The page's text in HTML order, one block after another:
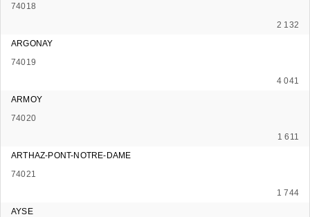
74018
2 132
ARGONAY
74019
4 041
ARMOY
74020
1 611
ARTHAZ-PONT-NOTRE-DAME
74021
1 744
AYSE